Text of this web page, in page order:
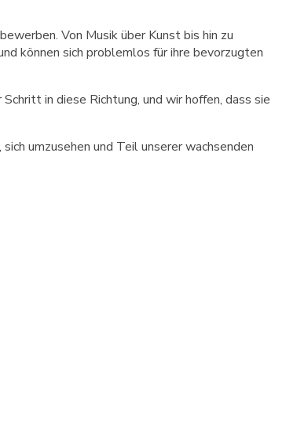
Von Musik über Kunst bis hin zu
können sich problemlos für ihre bevorzugten
in diese Richtung, und wir hoffen, dass sie
umzusehen und Teil unserer wachsenden